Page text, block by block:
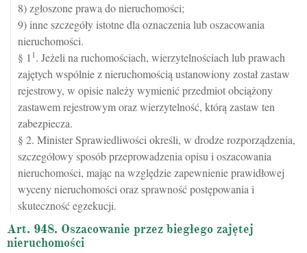
8) zgłoszone prawa do nieruchomości;
9) inne szczegóły istotne dla oznaczenia lub oszacowania
nieruchomości.
§ 1 1. Jeżeli na ruchomościach, wierzytelnościach lub prawach
zajętych wspólnie z nieruchomością ustanowiony został zastaw
rejestrowy, w opisie należy wymienić przedmiot obciążony
zastawem rejestrowym oraz wierzytelność, którą zastaw ten
zabezpiecza.
§ 2. Minister Sprawiedliwości określi, w drodze rozporządzenia,
szczegółowy sposób przeprowadzenia opisu i oszacowania
nieruchomości, mając na względzie zapewnienie prawidłowej
wyceny nieruchomości oraz sprawność postępowania i
skuteczność egzekucji.
Art. 948. Oszacowanie przez biegłego zajętej
nieruchomości